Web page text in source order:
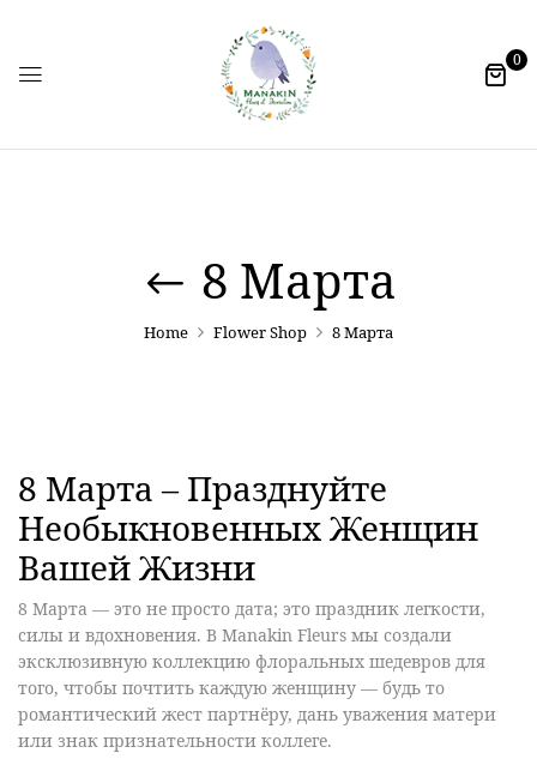
0
8 Марта
Home Flower Shop 8 Марта
8 Марта – Празднуйте
Необыкновенных Женщин
Вашей Жизни
8 Марта — это не просто дата; это праздник легкости,
силы и вдохновения. В Manakin Fleurs мы создали
эксклюзивную коллекцию флоральных шедевров для
того, чтобы почтить каждую женщину — будь то
романтический жест партнёру, дань уважения матери
или знак признательности коллеге.